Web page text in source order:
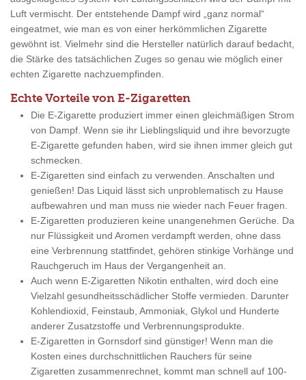
Luft vermischt. Der entstehende Dampf wird „ganz normal“
eingeatmet, wie man es von einer herkömmlichen Zigarette
gewöhnt ist. Vielmehr sind die Hersteller natürlich darauf bedacht,
die Stärke des tatsächlichen Zuges so genau wie möglich einer
echten Zigarette nachzuempfinden.
Echte Vorteile von E-Zigaretten
Die E-Zigarette produziert immer einen gleichmäßigen Strom
von Dampf. Wenn sie ihr Lieblingsliquid und ihre bevorzugte
E-Zigarette gefunden haben, wird sie ihnen immer gleich gut
schmecken.
E-Zigaretten sind einfach zu verwenden. Anschalten und
genießen! Das Liquid lässt sich unproblematisch zu Hause
aufbewahren und man muss nie wieder nach Feuer fragen.
E-Zigaretten produzieren keine unangenehmen Gerüche. Da
nur Flüssigkeit und Aromen verdampft werden, ohne dass
eine Verbrennung stattfindet, gehören stinkige Vorhänge und
Rauchgeruch im Haus der Vergangenheit an.
Auch wenn E-Zigaretten Nikotin enthalten, wird doch eine
Vielzahl gesundheitsschädlicher Stoffe vermieden. Darunter
Kohlendioxid, Feinstaub, Ammoniak, Glykol und Hunderte
anderer Zusatzstoffe und Verbrennungsprodukte.
E-Zigaretten in Gornsdorf sind günstiger! Wenn man die
Kosten eines durchschnittlichen Rauchers für seine
Zigaretten zusammenrechnet, kommt man schnell auf 100-